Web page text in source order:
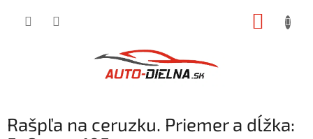
Rašpľa na ceruzku. Priemer a dĺžka: